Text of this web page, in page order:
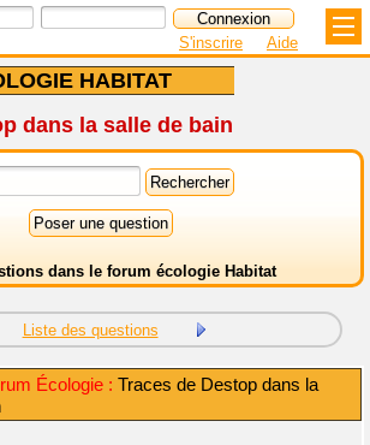
HABITAT
S'inscrire Aide
dans la salle de bain
dans le forum écologie Habitat
Liste des questions
Écologie : Traces de Destop dans la